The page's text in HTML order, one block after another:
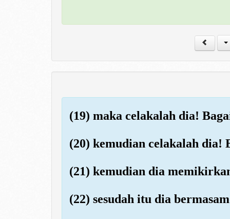
(19) maka celakalah dia!
(20) kemudian celakalah dia!
(21) kemudian dia
(22) sesudah itu dia